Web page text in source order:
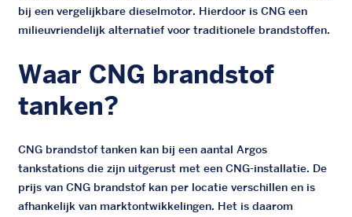
bij een vergelijkbare dieselmotor. Hierdoor is CNG een
milieuvriendelijk alternatief voor traditionele brandstoffen.
Waar CNG brandstof
tanken?
CNG brandstof tanken kan bij een aantal Argos
tankstations die zijn uitgerust met een CNG-installatie. De
prijs van CNG brandstof kan per locatie verschillen en is
afhankelijk van marktontwikkelingen. Het is daarom